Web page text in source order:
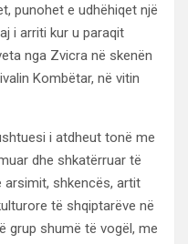
punohet e udhëhiqet një
i arriti kur u paraqit
nga Zvicra në skenën
Kombëtar, në vitin
i atdheut tonë me
dhe shkatërruar të
shkencës, artit
të shqiptarëve në
grup shumë të vogël, me